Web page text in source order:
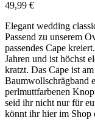
49,99 €
Elegant wedding
Passend zu unserem
passendes Cape
Jahren und ist höchst
kratzt. Das Cape ist
Baumwollschrägband
perlmuttfarbenen
seid ihr nicht nur für
könnt ihr hier im Shop